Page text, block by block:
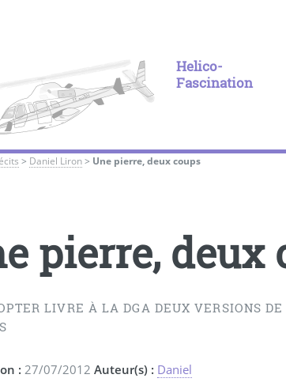
Helico-
Fascination
> Daniel Liron> Une pierre, deux coups
pierre, deux
LIVRE À LA DGA DEUX VERSIONS
: 27/07/2012Auteur(s) : Daniel